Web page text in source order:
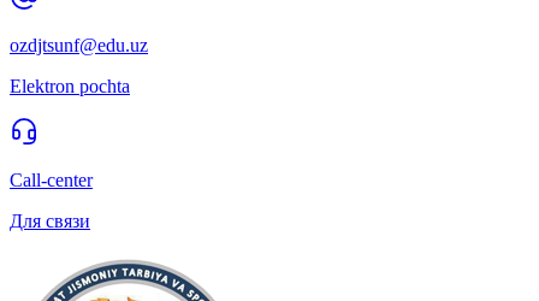
ozdjtsunf@edu.uz
Elektron pochta
Call-center
Для связи